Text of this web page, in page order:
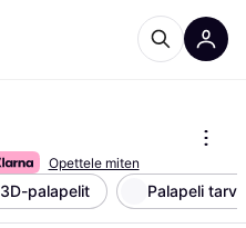
Opettele miten
3D-palapelit Palapeli